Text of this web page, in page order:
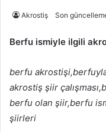
Akrostiş Son
Berfu ismiyle ilgili
berfu
akrostiş şiir
berfu olan şiir,berfu
şiirleri